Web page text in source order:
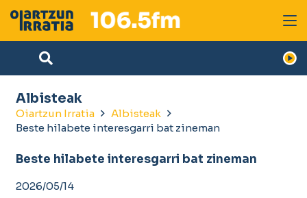
Albisteak
Oiartzun Irratia
Albisteak
Beste hilabete interesgarri bat zineman
Beste hilabete interesgarri bat zineman
2026/05/14